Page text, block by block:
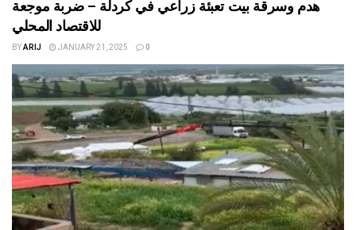
هدم وسرقة بيت تعبئة زراعي في كردلة – ضربة موجعة
للاقتصاد المحلي
BYARIJ JANUARY 21, 2025 0